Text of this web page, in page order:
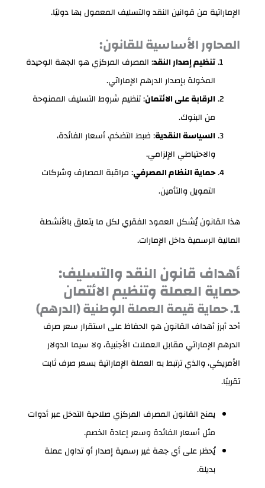
الإماراتية من قوانين النقد والتسليف المعمول بها دوليًا.
المحاور الأساسية للقانون:
تنظيم إصدار النقد: المصرف المركزي هو الجهة الوحيدة
المخولة بإصدار الدرهم الإماراتي.
الرقابة على الائتمان: تنظيم شروط التسليف الممنوحة
من البنوك.
السياسة النقدية: ضبط التضخم، أسعار الفائدة،
والاحتياطي الإلزامي.
حماية النظام المصرفي: مراقبة المصارف وشركات
التمويل والتأمين.
هذا القانون يُشكل العمود الفقري لكل ما يتعلق بالأنشطة
المالية الرسمية داخل الإمارات.
أهداف قانون النقد والتسليف:
حماية العملة وتنظيم الائتمان
1. حماية قيمة العملة الوطنية (الدرهم)
أحد أبرز أهداف القانون هو الحفاظ على استقرار سعر صرف
الدرهم الإماراتي مقابل العملات الأجنبية، ولا سيما الدولار
الأمريكي، والذي ترتبط به العملة الإماراتية بسعر صرف ثابت
تقريبًا.
يمنح القانون المصرف المركزي صلاحية التدخل عبر أدوات
مثل أسعار الفائدة وسعر إعادة الخصم.
يُحظر على أي جهة غير رسمية إصدار أو تداول عملة
بديلة.